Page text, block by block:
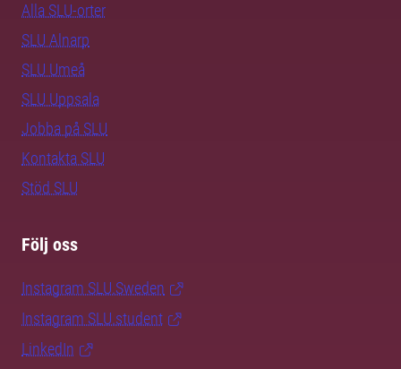
Alla SLU-orter
SLU Alnarp
SLU Umeå
SLU Uppsala
Jobba på SLU
Kontakta SLU
Stöd SLU
Följ oss
Instagram SLU.Sweden
Instagram SLU.student
LinkedIn